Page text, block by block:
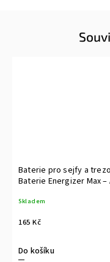
Baterie pro sejfy a
Baterie Energizer Max –
Skladem
165 Kč
Do košíku